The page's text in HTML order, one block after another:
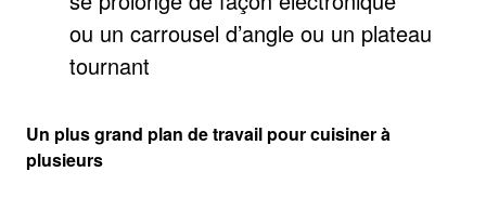
ou un carrousel d’angle ou un plateau
tournant
Un plus grand plan de travail pour cuisiner à
plusieurs